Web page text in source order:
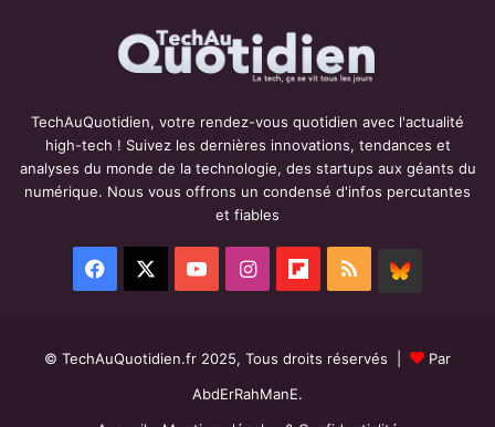
TechAuQuotidien, votre rendez-vous quotidien avec l'actualité
high-tech ! Suivez les dernières innovations, tendances et
analyses du monde de la technologie, des startups aux géants du
numérique. Nous vous offrons un condensé d'infos percutantes
et fiables
Facebook YouTubeInstagramFlipboard
RSS
© TechAuQuotidien.fr 2025, Tous droits réservés |
Par
AbdErRahManE.